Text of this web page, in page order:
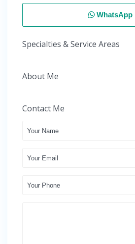
WhatsApp
Specialties & Service Areas
About Me
Contact Me